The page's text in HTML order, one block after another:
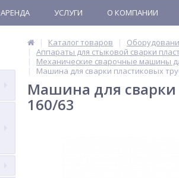
АРЕНДА УСЛУГИ О КОМПАНИИ
Каталог товаров
Аппараты для стыковой сварки
Механические сварочные машины
Машина для сварки пластиковых
Машина для сварки
160/63